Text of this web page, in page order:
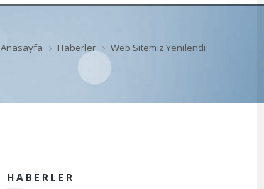
Anasayfa Haberler Web Sitemiz Yenilendi
HABERLER